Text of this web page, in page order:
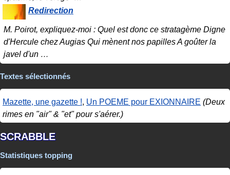
Redirection
M. Poirot, expliquez-moi : Quel est donc ce stratagème Digne
d'Hercule chez Augias Qui mènent nos papilles A goûter la
javel d'un …
Textes sélectionnés
Mazette, une gazette !, Un POEME pour EXIONNAIRE (Deux
rimes en "air" & "et" pour s'aérer.)
SCRABBLE
Statistiques topping